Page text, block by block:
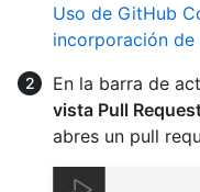
Uso de GitHub
incorporación de
En la barra de
vista Pull
abres un pull